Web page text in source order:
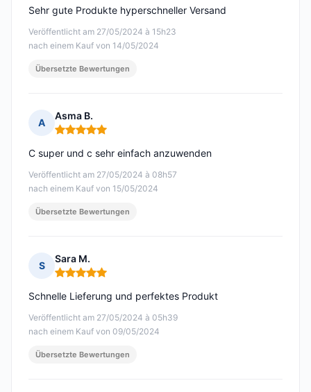
Veröffentlicht am 27/05/2024 à 15h23
nach einem Kauf von 14/05/2024
Sehr gute Produkte hyperschneller Versand
Übersetzte Bewertungen
A
Asma B.
Hinweis: 5 von 5
Veröffentlicht am 27/05/2024 à 08h57
nach einem Kauf von 15/05/2024
C super und c sehr einfach anzuwenden
Übersetzte Bewertungen
S
Sara M.
Hinweis: 5 von 5
Veröffentlicht am 27/05/2024 à 05h39
nach einem Kauf von 09/05/2024
Schnelle Lieferung und perfektes Produkt
Übersetzte Bewertungen